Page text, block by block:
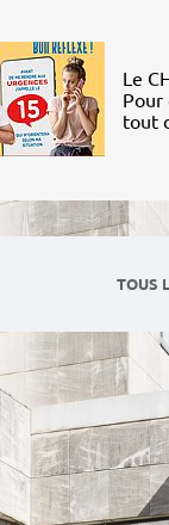
Le
Pour
tout
TOUS